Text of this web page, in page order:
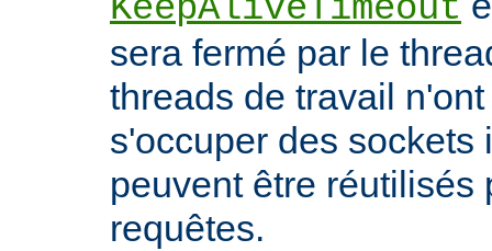
KeepAliveTimeout
sera fermé par le
threads de travail
s'occuper des sockets
peuvent être réutilisés
requêtes.